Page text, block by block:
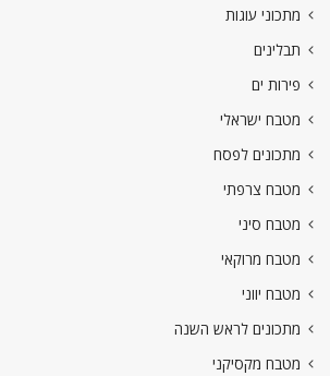
מתכוני עוגות
תבלינים
פירות ים
מטבח ישראלי
מתכונים לפסח
מטבח צרפתי
מטבח סיני
מטבח מרוקאי
מטבח יווני
מתכונים לראש השנה
מטבח מקסיקני